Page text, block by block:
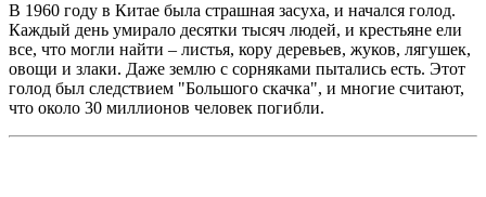
В 1960 году в Китае была страшная засуха, и начался голод.
Каждый день умирало десятки тысяч людей, и крестьяне ели
все, что могли найти – листья, кору деревьев, жуков, лягушек,
овощи и злаки. Даже землю с сорняками пытались есть. Этот
голод был следствием "Большого скачка", и многие считают,
что около 30 миллионов человек погибли.